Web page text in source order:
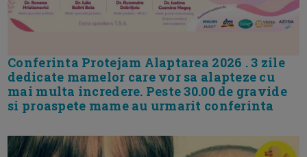
Conferinta Protejam Alaptarea 2026 . 3 zile
dedicate mamelor care vor sa alapteze cu
mai multa incredere. Peste 30.00 de gravide
si proaspete mame au urmarit conferinta